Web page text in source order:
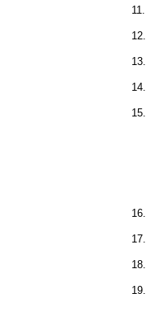
11.
12.
13.
14.
15.
16.
17.
18.
19.